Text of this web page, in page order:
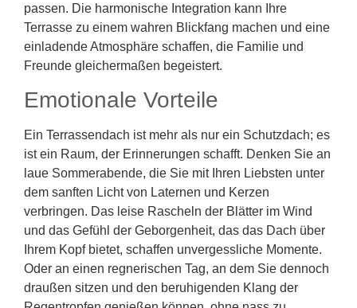
passen. Die harmonische Integration kann Ihre
Terrasse zu einem wahren Blickfang machen und eine
einladende Atmosphäre schaffen, die Familie und
Freunde gleichermaßen begeistert.
Emotionale Vorteile
Ein Terrassendach ist mehr als nur ein Schutzdach; es
ist ein Raum, der Erinnerungen schafft. Denken Sie an
laue Sommerabende, die Sie mit Ihren Liebsten unter
dem sanften Licht von Laternen und Kerzen
verbringen. Das leise Rascheln der Blätter im Wind
und das Gefühl der Geborgenheit, das das Dach über
Ihrem Kopf bietet, schaffen unvergessliche Momente.
Oder an einen regnerischen Tag, an dem Sie dennoch
draußen sitzen und den beruhigenden Klang der